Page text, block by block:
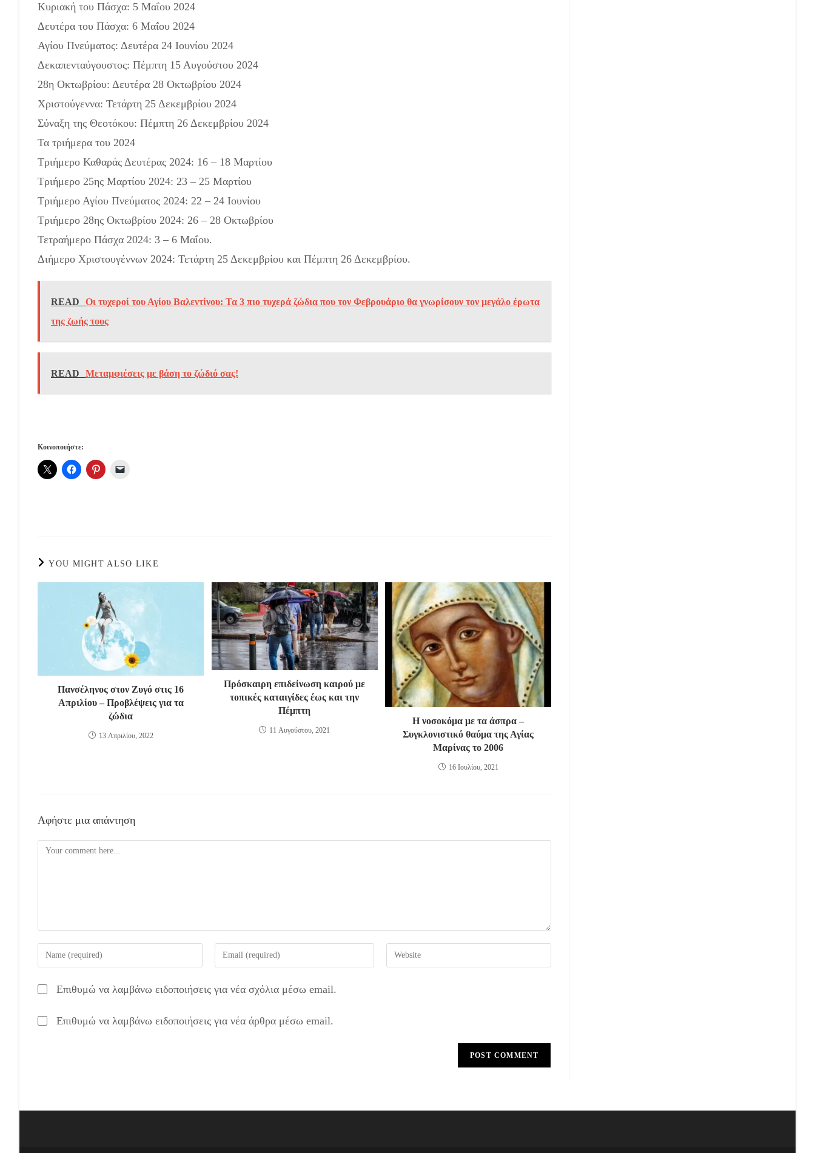
Κυριακή του Πάσχα: 5 Μαΐου 2024
Δευτέρα του Πάσχα: 6 Μαΐου 2024
Αγίου Πνεύματος: Δευτέρα 24 Ιουνίου 2024
Δεκαπενταύγουστος: Πέμπτη 15 Αυγούστου 2024
28η Οκτωβρίου: Δευτέρα 28 Οκτωβρίου 2024
Χριστούγεννα: Τετάρτη 25 Δεκεμβρίου 2024
Σύναξη της Θεοτόκου: Πέμπτη 26 Δεκεμβρίου 2024
Τα τριήμερα του 2024
Τριήμερο Καθαράς Δευτέρας 2024: 16 – 18 Μαρτίου
Τριήμερο 25ης Μαρτίου 2024: 23 – 25 Μαρτίου
Τριήμερο Αγίου Πνεύματος 2024: 22 – 24 Ιουνίου
Τριήμερο 28ης Οκτωβρίου 2024: 26 – 28 Οκτωβρίου
Τετραήμερο Πάσχα 2024: 3 – 6 Μαΐου.
Διήμερο Χριστουγέννων 2024: Τετάρτη 25 Δεκεμβρίου και Πέμπτη 26 Δεκεμβρίου.
READ
Οι τυχεροί του Αγίου Βαλεντίνου: Τα 3 πιο τυχερά ζώδια που τον Φεβρουάριο θα γνωρίσουν τον μεγάλο έρωτα
της ζωής τους
READ Μεταμφιέσεις με βάση το ζώδιό σας!
Κοινοποιήστε:
YOU MIGHT ALSO LIKE
Πανσέληνος στον Ζυγό στις 16
Απριλίου – Προβλέψεις για τα
ζώδια
13 Απριλίου, 2022
Πρόσκαιρη επιδείνωση καιρού με
τοπικές καταιγίδες έως και την
Πέμπτη
11 Αυγούστου, 2021
Η νοσοκόμα με τα άσπρα –
Συγκλονιστικό θαύμα της Αγίας
Μαρίνας το 2006
16 Ιουλίου, 2021
Αφήστε μια απάντηση
Comment
Enter
your
or
to
Enter
your
address
comment
Enter
your
Επιθυμώ να λαμβάνω ειδοποιήσεις για νέα σχόλια μέσω email.
Επιθυμώ να λαμβάνω ειδοποιήσεις για νέα άρθρα μέσω email.